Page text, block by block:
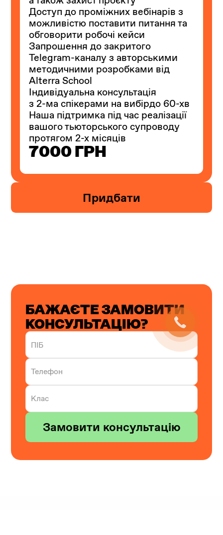
Доступ до проміжних вебінарів з
можливістю поставити питання та
обговорити робочі кейси
Запрошення до закритого
Telegram-каналу з авторськими
методичними розробками від
Alterra School
Індивідуальна консультація
з 2-ма спікерами на вибірдо 60-хв
Наша підтримка під час реалізації
вашого тьюторського супроводу
протягом 2-х місяців
7000 ГРН
Придбати
БАЖАЄТЕ ЗАМОВИТИ
КОНСУЛЬТАЦІЮ?